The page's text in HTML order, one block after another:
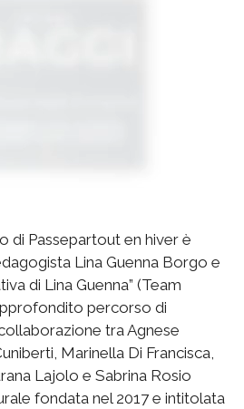
di Passepartout en hiver è
Lina Guenna Borgo e
di Lina Guenna” (Team
percorso di
tra Agnese
Marinella Di Francisca,
Lajolo e Sabrina Rosio
fondata nel 2017 e intitolata